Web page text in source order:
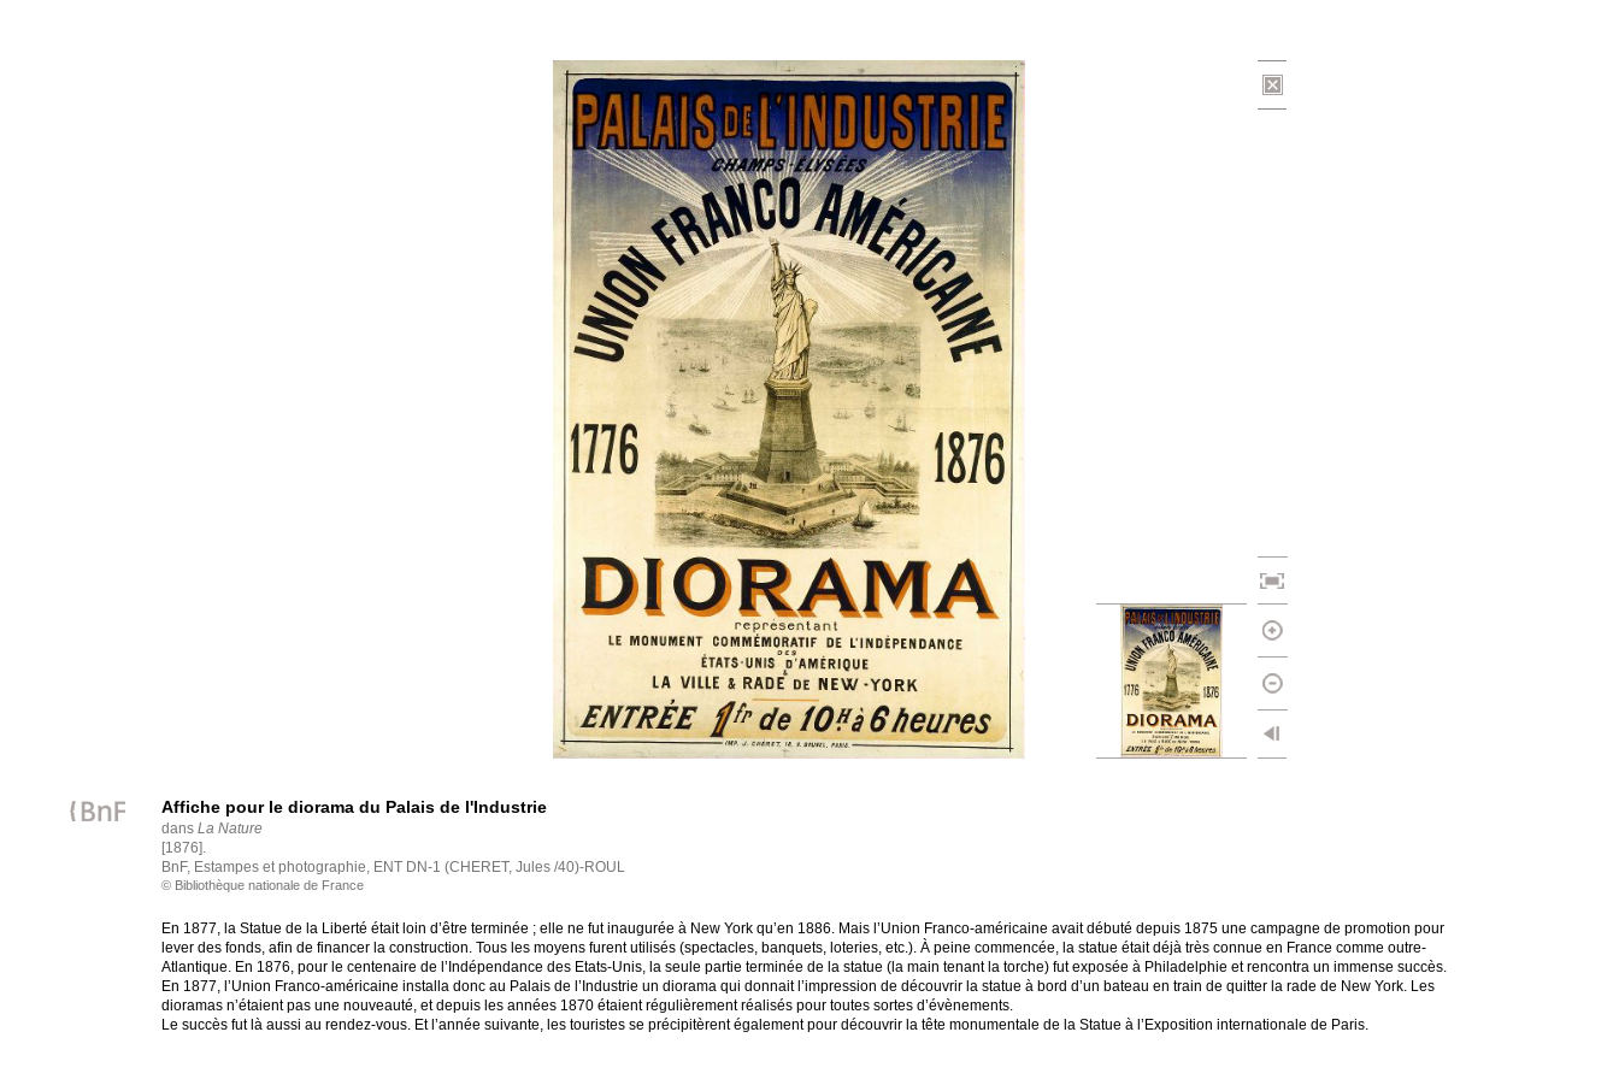
Affiche pour le diorama du Palais de l'Industrie
dansLa Nature
[1876].
BnF, Estampes et photographie, ENT DN-1 (CHERET, Jules /40)-ROUL
© Bibliothèque nationale de France
En 1877, la Statue de la Liberté était loin d’être terminée ; elle ne fut inaugurée à New York qu’en 1886. Mais l’Union Franco-américaine avait débuté depuis 1875 une campagne de promotion pour
lever des fonds, afin de financer la construction. Tous les moyens furent utilisés (spectacles, banquets, loteries, etc.). À peine commencée, la statue était déjà très connue en France comme outre-
Atlantique. En 1876, pour le centenaire de l’Indépendance des Etats-Unis, la seule partie terminée de la statue (la main tenant la torche) fut exposée à Philadelphie et rencontra un immense succès.
En 1877, l’Union Franco-américaine installa donc au Palais de l’Industrie un diorama qui donnait l’impression de découvrir la statue à bord d’un bateau en train de quitter la rade de New York. Les
dioramas n’étaient pas une nouveauté, et depuis les années 1870 étaient régulièrement réalisés pour toutes sortes d’évènements.
Le succès fut là aussi au rendez-vous. Et l’année suivante, les touristes se précipitèrent également pour découvrir la tête monumentale de la Statue à l’Exposition internationale de Paris.